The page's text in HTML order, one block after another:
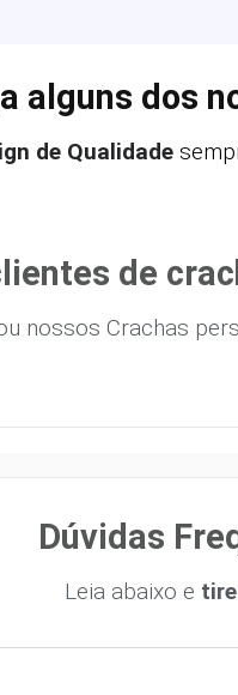
alguns dos
de Qualidade
de
nossos Crachas
Dúvidas
Leia abaixo e